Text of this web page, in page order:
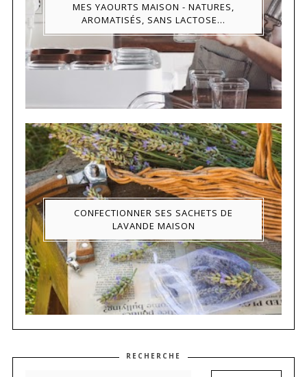
MES YAOURTS MAISON - NATURES,
AROMATISÉS, SANS LACTOSE...
CONFECTIONNER SES SACHETS DE
LAVANDE MAISON
RECHERCHE